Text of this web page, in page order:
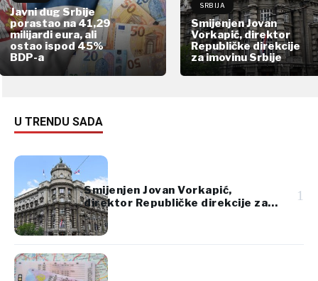
Javni dug Srbije
porastao na 41,29
milijardi eura, ali
ostao ispod 45%
BDP-a
SRBIJA
Smijenjen Jovan
Vorkapić, direktor
Republičke direkcije
za imovinu Srbije
U TRENDU SADA
Smijenjen Jovan Vorkapić,
direktor Republičke direkcije za
imovinu Srbije
1